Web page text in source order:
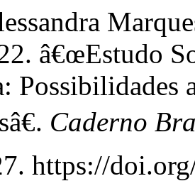
â€œEstudo
Possibilidades
Caderno
https://